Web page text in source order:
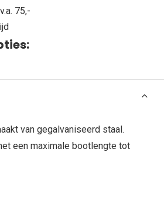
75,-
van gegalvaniseerd staal.
een maximale bootlengte tot